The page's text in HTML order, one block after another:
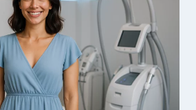
COMBINER
DANS
UN
SEUL
INSTITUT
RÉVOLUTIONNE
VOTRE